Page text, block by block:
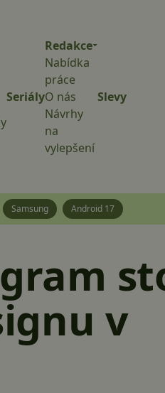
Seriály
Redakce
Nabídka
práce
O nás
Návrhy
na
vylepšení
Slevy
Samsung Android 17
v